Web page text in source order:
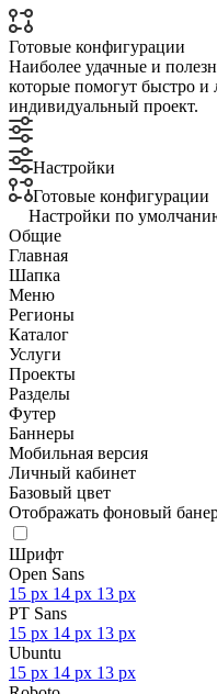
Готовые конфигурации
Наиболее удачные и
которые помогут быстро и
индивидуальный проект.
Настройки
Готовые конфигурации
Настройки по
Общие
Главная
Шапка
Меню
Регионы
Каталог
Услуги
Проекты
Разделы
Футер
Баннеры
Мобильная версия
Личный кабинет
Базовый цвет
Отображать фоновый
Шрифт
Open Sans
15 px 14 px 13 px
PT Sans
15 px 14 px 13 px
Ubuntu
15 px 14 px 13 px